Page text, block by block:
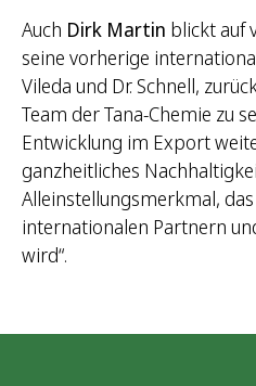
Auch Dirk Martin blickt auf
seine vorherige
Vileda und Dr. Schnell,
Team der Tana-Chemie zu
Entwicklung im Export
ganzheitliches
Alleinstellungsmerkmal,
internationalen Partnern
wird“.